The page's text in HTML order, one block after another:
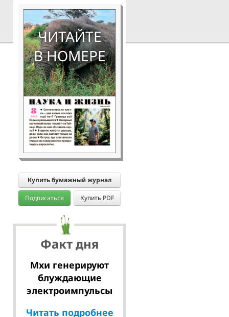
ЧИТАЙТЕ
В НОМЕРЕ
Купить бумажный журнал
Подписаться Купить PDF
Факт дня
Мхи генерируют
блуждающие
электроимпульсы
Читать подробнее